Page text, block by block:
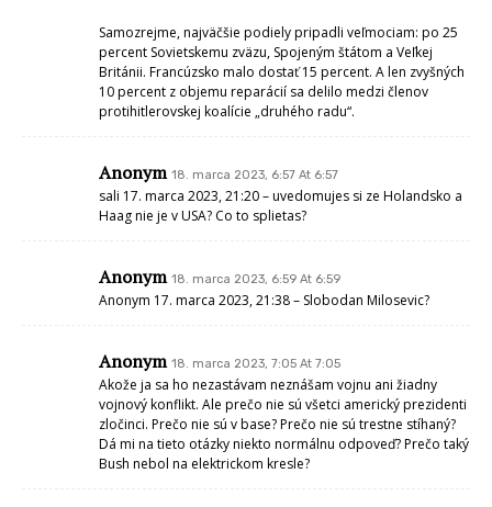
Samozrejme, najväčšie podiely pripadli veľmociam: po 25
percent Sovietskemu zväzu, Spojeným štátom a Veľkej
Británii. Francúzsko malo dostať 15 percent. A len zvyšných
10 percent z objemu reparácií sa delilo medzi členov
protihitlerovskej koalície „druhého radu“.
Anonym 18. marca 2023, 6:57 At 6:57
sali 17. marca 2023, 21:20 – uvedomujes si ze Holandsko a
Haag nie je v USA? Co to splietas?
Anonym 18. marca 2023, 6:59 At 6:59
Anonym 17. marca 2023, 21:38 – Slobodan Milosevic?
Anonym 18. marca 2023, 7:05 At 7:05
Akože ja sa ho nezastávam neznášam vojnu ani žiadny
vojnový konflikt. Ale prečo nie sú všetci americký prezidenti
zločinci. Prečo nie sú v base? Prečo nie sú trestne stíhaný?
Dá mi na tieto otázky niekto normálnu odpoveď? Prečo taký
Bush nebol na elektrickom kresle?